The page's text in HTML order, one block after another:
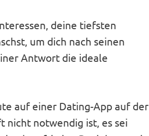
deine tiefsten
um dich nach seinen
Antwort die ideale
auf einer Dating-App auf der
nicht notwendig ist, es sei